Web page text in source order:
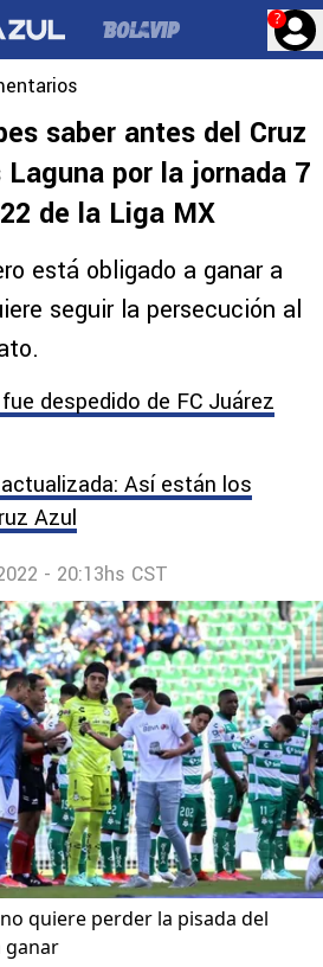
?
saber antes del Cruz
por la jornada 7
de la Liga MX
está obligado a ganar a
seguir la persecución al
despedido de FC Juárez
Así están los
Azul
- 20:13hs CST
quiere perder la pisada del
ganar